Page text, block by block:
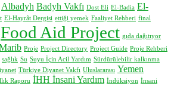
Albadyh Badyh Vakfı Dost Eli El-Badia El-
El-Hayrât Dergisi ettiği yemek Faaliyet Rehberi final
Food Aid Project gıda dağıtıyor
Proje Project Directory Project Guide Proje Rehberi
sağlık Su Suyu İçin Acil Yardım Sürdürülebilir kalkınma
Türkiye Diyanet Vakfı Uluslararası Yemen
Raporu İHH İnsani Yardım İndüksiyon İnsani